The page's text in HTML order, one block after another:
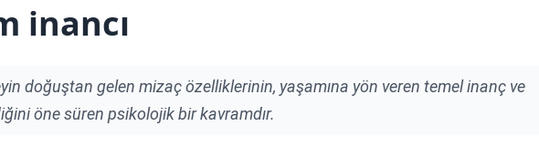
inancı
doğuştan gelen mizaç özelliklerinin, yaşamına yön veren temel inanç ve
öne süren psikolojik bir kavramdır.